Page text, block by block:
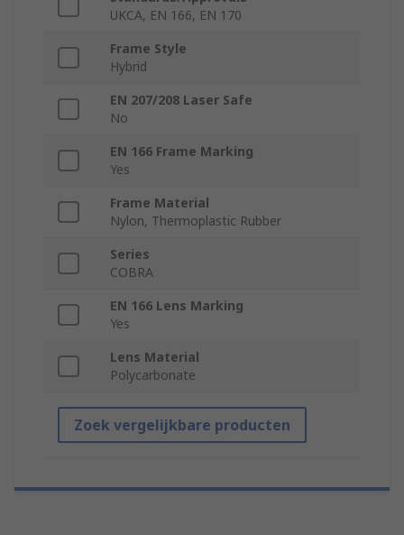
UKCA, EN 166, EN 170
Frame Style
Hybrid
EN 207/208 Laser Safe
No
EN 166 Frame Marking
Yes
Frame Material
Nylon, Thermoplastic Rubber
Series
COBRA
EN 166 Lens Marking
Yes
Lens Material
Polycarbonate
Zoek vergelijkbare producten